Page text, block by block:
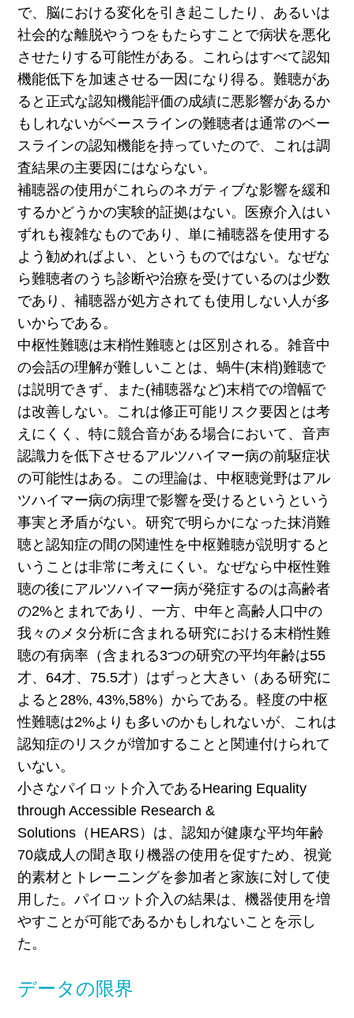
で、脳における変化を引き起こしたり、あるいは
社会的な離脱やうつをもたらすことで病状を悪化
させたりする可能性がある。これらはすべて認知
機能低下を加速させる一因になり得る。難聴があ
ると正式な認知機能評価の成績に悪影響があるか
もしれないがベースラインの難聴者は通常のベー
スラインの認知機能を持っていたので、これは調
査結果の主要因にはならない。
補聴器の使用がこれらのネガティブな影響を緩和
するかどうかの実験的証拠はない。医療介入はい
ずれも複雑なものであり、単に補聴器を使用する
よう勧めればよい、というものではない。なぜな
ら難聴者のうち診断や治療を受けているのは少数
であり、補聴器が処方されても使用しない人が多
いからである。
中枢性難聴は末梢性難聴とは区別される。雑音中
の会話の理解が難しいことは、蝸牛(末梢)難聴で
は説明できず、また(補聴器など)末梢での増幅で
は改善しない。これは修正可能リスク要因とは考
えにくく、特に競合音がある場合において、音声
認識力を低下させるアルツハイマー病の前駆症状
の可能性はある。この理論は、中枢聴覚野はアル
ツハイマー病の病理で影響を受けるというという
事実と矛盾がない。研究で明らかになった抹消難
聴と認知症の間の関連性を中枢難聴が説明すると
いうことは非常に考えにくい。なぜなら中枢性難
聴の後にアルツハイマー病が発症するのは高齢者
の2%とまれであり、一方、中年と高齢人口中の
我々のメタ分析に含まれる研究における末梢性難
聴の有病率（含まれる3つの研究の平均年齢は55
才、64才、75.5才）はずっと大きい（ある研究に
よると28%, 43%,58%）からである。軽度の中枢
性難聴は2%よりも多いのかもしれないが、これは
認知症のリスクが増加することと関連付けられて
いない。
小さなパイロット介入であるHearing Equality
through Accessible Research &
Solutions（HEARS）は、認知が健康な平均年齢
70歳成人の聞き取り機器の使用を促すため、視覚
的素材とトレーニングを参加者と家族に対して使
用した。パイロット介入の結果は、機器使用を増
やすことが可能であるかもしれないことを示し
た。
データの限界